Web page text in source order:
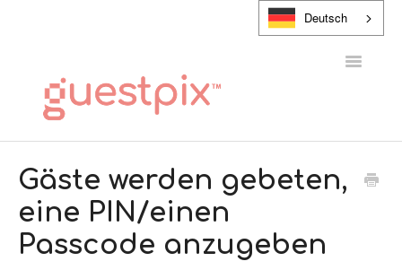
Deutsch
KONTAKT
Gäste werden gebeten,
eine PIN/einen
Passcode anzugeben